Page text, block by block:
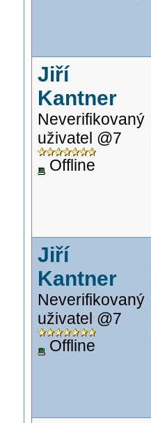
Jiří
Kantner
Neverifikovaný
uživatel @7
Offline
Jiří
Kantner
Neverifikovaný
uživatel @7
Offline